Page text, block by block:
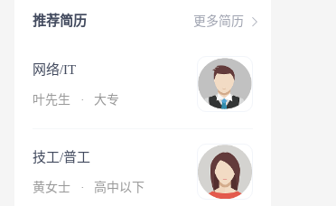
更多简历
推荐简历
网络/IT
叶先生 · 大专
技工/普工
黄女士 · 高中以下